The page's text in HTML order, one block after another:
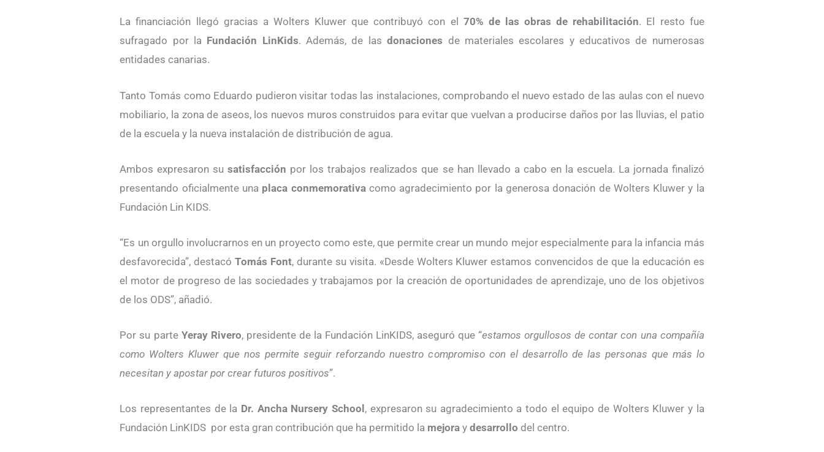
La financiación llegó gracias a Wolters Kluwer que contribuyó con el 70% de las obras de rehabilitación. El resto fue
sufragado por la Fundación LinKids. Además, de las donaciones de materiales escolares y educativos de numerosas
entidades canarias.
Tanto Tomás como Eduardo pudieron visitar todas las instalaciones, comprobando el nuevo estado de las aulas con el nuevo
mobiliario, la zona de aseos, los nuevos muros construidos para evitar que vuelvan a producirse daños por las lluvias, el patio
de la escuela y la nueva instalación de distribución de agua.
Ambos expresaron susatisfacción por los trabajos realizados que se han llevado a cabo en la escuela. La jornada finalizó
presentando oficialmente una placa conmemorativacomo agradecimiento por la generosa donación de Wolters Kluwer y la
Fundación Lin KIDS.
“Es un orgullo involucrarnos en un proyecto como este, que permite crear un mundo mejor especialmente para la infancia más
desfavorecida”, destacóTomás Font, durante su visita. «Desde Wolters Kluwer estamos convencidos de que la educación es
el motor de progreso de las sociedades y trabajamos por la creación de oportunidades de aprendizaje, uno de los objetivos
de los ODS”, añadió.
Por su parteYeray Rivero, presidente de la Fundación LinKIDS, aseguró que “estamos orgullosos de contar con una compañía
como Wolters Kluwer que nos permite seguir reforzando nuestro compromiso con el desarrollo de las personas que más lo
necesitan y apostar por crear futuros positivos”.
Los representantes de la Dr. Ancha Nursery School , expresaron su agradecimiento a todo el equipo de Wolters Kluwer y la
Fundación LinKIDS por esta gran contribución que ha permitido la mejora ydesarrollo del centro.